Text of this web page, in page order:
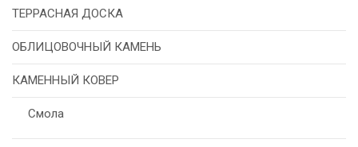
ТЕРРАСНАЯ ДОСКА
ОБЛИЦОВОЧНЫЙ КАМЕНЬ
КАМЕННЫЙ КОВЕР
Смола